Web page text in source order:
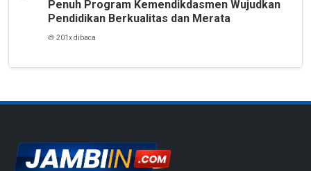
Penuh Program Kemendikdasmen Wujudkan
Pendidikan Berkualitas dan Merata
201x dibaca